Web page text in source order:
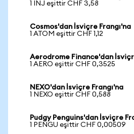
1 INJ eşittir CHF 3,58
Cosmos'dan İsviçre Frangı'na
1 ATOM eşittir CHF 1,12
Aerodrome Finance'dan
1 AERO eşittir CHF 0,3525
NEXO'dan İsviçre Frangı'na
1 NEXO eşittir CHF 0,588
Pudgy Penguins'dan İsviçre
1 PENGU eşittir CHF 0,00509